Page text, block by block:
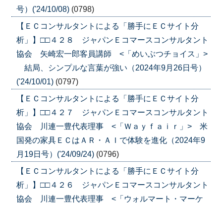
号）('24/10/08) (0798)
【ＥＣコンサルタントによる「勝手にＥＣサイト分
析」】□□４２８ ジャパンＥコマースコンサルタント
協会 矢崎宏一郎客員講師 <「めいぶつチョイス」>
結局、シンプルな言葉が強い（2024年9月26日号）
('24/10/01) (0797)
【ＥＣコンサルタントによる「勝手にＥＣサイト分
析」】□□４２７ ジャパンＥコマースコンサルタント
協会 川連一豊代表理事 <「Ｗａｙｆａｉｒ」> 米
国発の家具ＥＣはＡＲ・ＡＩで体験を進化（2024年9
月19日号）('24/09/24) (0796)
【ＥＣコンサルタントによる「勝手にＥＣサイト分
析」】□□４２６ ジャパンＥコマースコンサルタント
協会 川連一豊代表理事 <「ウォルマート・マーケ